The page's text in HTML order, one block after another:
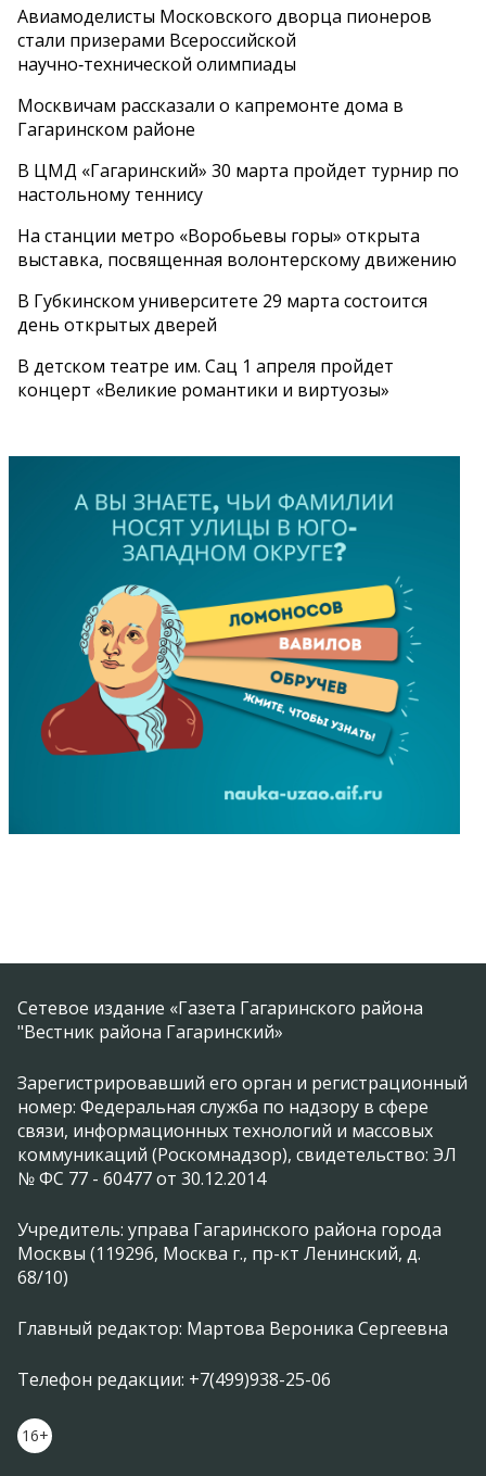
Авиамоделисты Московского дворца пионеров
стали призерами Всероссийской
научно‑технической олимпиады
Москвичам рассказали о капремонте дома в
Гагаринском районе
В ЦМД «Гагаринский» 30 марта пройдет турнир по
настольному теннису
На станции метро «Воробьевы горы» открыта
выставка, посвященная волонтерскому движению
В Губкинском университете 29 марта состоится
день открытых дверей
В детском театре им. Сац 1 апреля пройдет
концерт «Великие романтики и виртуозы»
Сетевое издание «Газета Гагаринского района
"Вестник района Гагаринский»
Зарегистрировавший его орган и регистрационный
номер: Федеральная служба по надзору в сфере
связи, информационных технологий и массовых
коммуникаций (Роскомнадзор), свидетельство: ЭЛ
№ ФС 77 - 60477 от 30.12.2014
Учредитель: управа Гагаринского района города
Москвы (119296, Москва г., пр-кт Ленинский, д.
68/10)
Главный редактор: Мартова Вероника Сергеевна
Телефон редакции: +7(499)938-25-06
16+